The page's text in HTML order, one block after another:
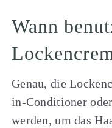
Wann
Genau, die
in-Conditioner
werden, um das